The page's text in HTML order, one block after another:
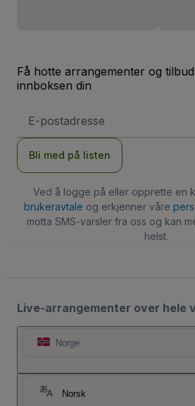
Få hotte arrangementer og
innboksen din
postadresse
Bli med på listen
Ved å logge på eller opprette en
brukeravtale og erkjenner våre
motta SMS-varsler fra oss og kan
helst.
Live-arrangementer over hele
Norge
Norsk